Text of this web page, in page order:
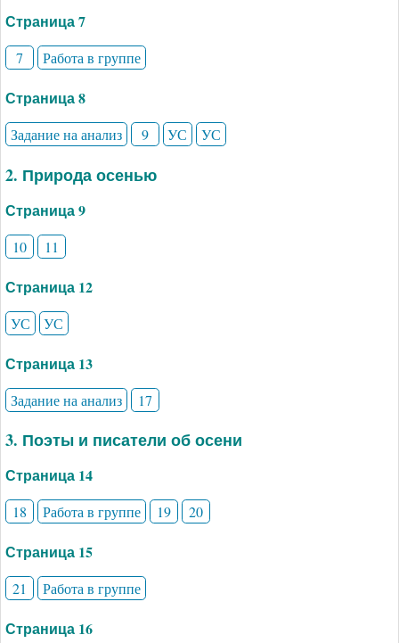
Страница 7
7 Работа в группе
Страница 8
Задание на анализ 9 УС УС
2. Природа осенью
Страница 9
10 11
Страница 12
УС УС
Страница 13
Задание на анализ 17
3. Поэты и писатели об осени
Страница 14
18 Работа в группе 19 20
Страница 15
21 Работа в группе
Страница 16